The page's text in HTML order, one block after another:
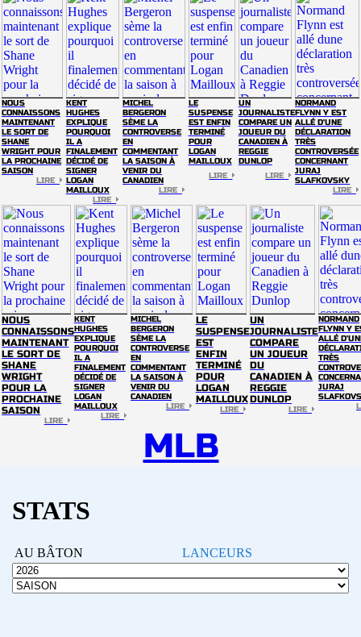
NOUS
CONNAISSONS
MAINTENANT
LE SORT DE
SHANE
WRIGHT POUR
LA PROCHAINE
SAISON
LIRE
KENT
HUGHES
EXPLIQUE
POURQUOI
IL A
FINALEMENT
DÉCIDÉ DE
SIGNER
LOGAN
MAILLOUX
LIRE
MICHEL
BERGERON
SÈME LA
CONTROVERSE
EN
COMMENTANT
LA SAISON À
VENIR DU
CANADIEN
LIRE
LE
SUSPENSE
EST ENFIN
TERMINÉ
POUR
LOGAN
MAILLOUX
LIRE
UN
JOURNALISTE
COMPARE UN
JOUEUR DU
CANADIEN À
REGGIE
DUNLOP
LIRE
NORMAND
FLYNN Y EST
ALLÉ D'UNE
DÉCLARATION
TRÈS
CONTROVERSÉE
CONCERNANT
JURAJ
SLAFKOVSKY
LIRE
NOUS
CONNAISSONS
MAINTENANT
LE SORT DE
SHANE
WRIGHT
POUR LA
PROCHAINE
SAISON
LIRE
KENT
HUGHES
EXPLIQUE
POURQUOI
IL A
FINALEMENT
DÉCIDÉ DE
SIGNER
LOGAN
MAILLOUX
LIRE
MICHEL
BERGERON
SÈME LA
CONTROVERSE
EN
COMMENTANT
LA SAISON À
VENIR DU
CANADIEN
LIRE
LE
SUSPENSE
EST
ENFIN
TERMINÉ
POUR
LOGAN
MAILLOUX
LIRE
UN
JOURNALISTE
COMPARE
UN JOUEUR
DU
CANADIEN À
REGGIE
DUNLOP
LIRE
NORMAND
FLYNN Y
ALLÉ
TRÈS
JURAJ
MLB
STATS
AU BÂTON LANCEURS